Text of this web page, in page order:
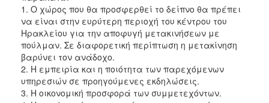
1. Ο χώρος που θα προσφερθεί το δείπνο θα πρέπει
να είναι στην ευρύτερη περιοχή του κέντρου του
Ηρακλείου για την αποφυγή μετακινήσεων με
πούλμαν. Σε διαφορετική περίπτωση η μετακίνηση
βαρύνει τον ανάδοχο.
2. Η εμπειρία και η ποιότητα των παρεχόμενων
υπηρεσιών σε προηγούμενες εκδηλώσεις.
3. Η οικονομική προσφορά των συμμετεχόντων.